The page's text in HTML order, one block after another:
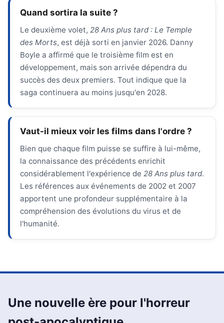
Quand sortira la suite ?
Le deuxième volet, 28 Ans plus tard : Le Temple
des Morts, est déjà sorti en janvier 2026. Danny
Boyle a affirmé que le troisième film est en
développement, mais son arrivée dépendra du
succès des deux premiers. Tout indique que la
saga continuera au moins jusqu'en 2028.
Vaut-il mieux voir les films dans l'ordre ?
Bien que chaque film puisse se suffire à lui-même,
la connaissance des précédents enrichit
considérablement l'expérience de 28 Ans plus tard.
Les références aux événements de 2002 et 2007
apportent une profondeur supplémentaire à la
compréhension des évolutions du virus et de
l'humanité.
Une nouvelle ère pour l'horreur